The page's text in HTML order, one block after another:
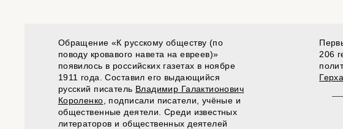
Обращение «К русскому обществу (по
поводу кровавого навета на евреев)»
появилось в российских газетах в ноябре
1911 года. Составил его выдающийся
русский писатель Владимир Галактионович
Короленко , подписали писатели, учёные и
общественные деятели. Среди известных
литераторов и общественных деятелей
206